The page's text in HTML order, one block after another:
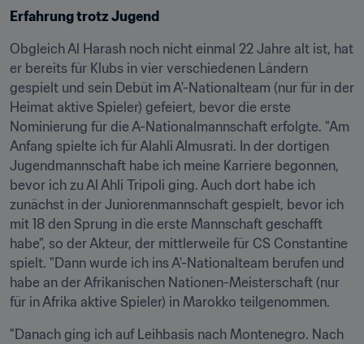
Erfahrung trotz Jugend
Obgleich Al Harash noch nicht einmal 22 Jahre alt ist, hat
er bereits für Klubs in vier verschiedenen Ländern
gespielt und sein Debüt im A'-Nationalteam (nur für in der
Heimat aktive Spieler) gefeiert, bevor die erste
Nominierung für die A-Nationalmannschaft erfolgte. "Am
Anfang spielte ich für Alahli Almusrati. In der dortigen
Jugendmannschaft habe ich meine Karriere begonnen,
bevor ich zu Al Ahli Tripoli ging. Auch dort habe ich
zunächst in der Juniorenmannschaft gespielt, bevor ich
mit 18 den Sprung in die erste Mannschaft geschafft
habe", so der Akteur, der mittlerweile für CS Constantine
spielt. "Dann wurde ich ins A'-Nationalteam berufen und
habe an der Afrikanischen Nationen-Meisterschaft (nur
für in Afrika aktive Spieler) in Marokko teilgenommen.
"Danach ging ich auf Leihbasis nach Montenegro. Nach